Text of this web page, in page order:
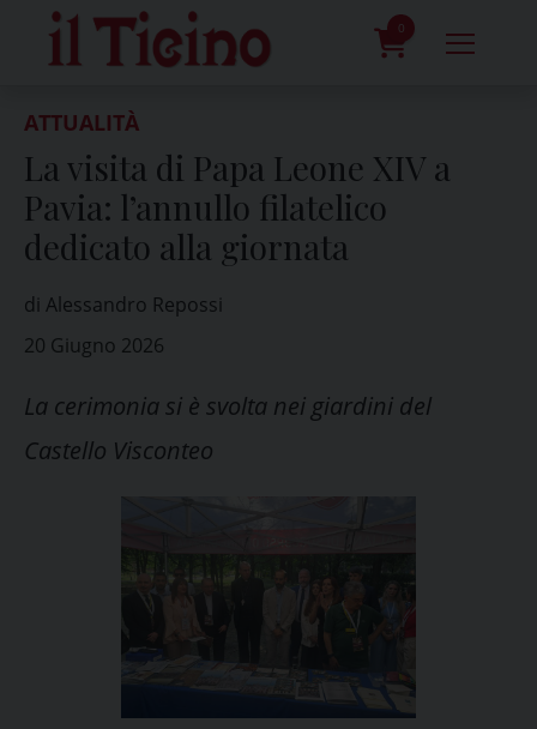
content
0
ATTUALITÀ
La visita di Papa Leone XIV a
Pavia: l’annullo filatelico
dedicato alla giornata
di Alessandro Repossi
20 Giugno 2026
La cerimonia si è svolta nei giardini del
Castello Visconteo